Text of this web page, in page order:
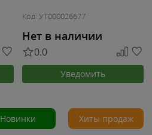
Код: УТ000026677
Нет в наличии
0.0
Уведомить
Новинки Хиты продаж